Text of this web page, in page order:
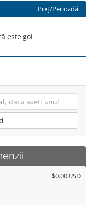
Preț/Perioadă
este gol
$0.00 USD